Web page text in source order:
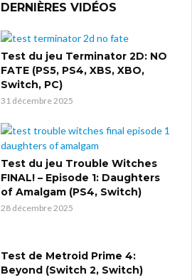
DERNIÈRES VIDÉOS
Test du jeu Terminator 2D: NO
FATE (PS5, PS4, XBS, XBO,
Switch, PC)
31 décembre 2025
Test du jeu Trouble Witches
FINAL! – Episode 1: Daughters
of Amalgam (PS4, Switch)
28 décembre 2025
Test de Metroid Prime 4:
Beyond (Switch 2, Switch)